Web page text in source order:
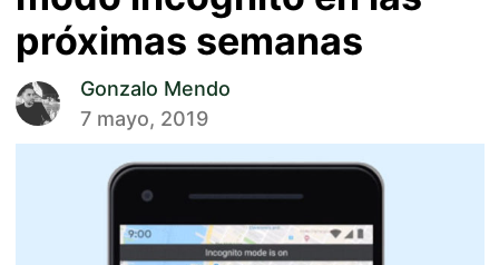
próximas semanas
Gonzalo Mendo
7 mayo, 2019